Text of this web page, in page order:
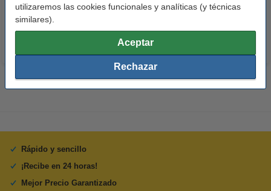
utilizaremos las cookies funcionales y analíticas (y técnicas
similares).
Aceptar
Rechazar
10,50 € Incl. 21% IVA 14,50 € Incl. 21% IVA
Rápido y sencillo
¡Recibe en 24 horas!
Mejor Precio Garantizado